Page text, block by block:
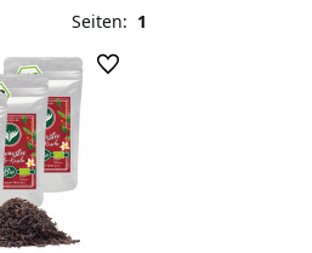
Seiten: 1